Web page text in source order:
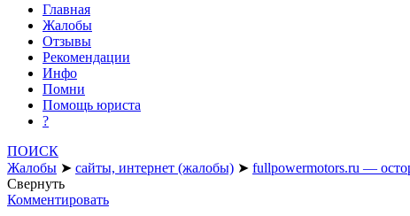
Главная
Жалобы
Отзывы
Рекомендации
Инфо
Помни
Помощь юриста
?
ПОИСК
Жалобы ➤ сайты, интернет (жалобы) ➤ fullpowermotors.ru —
Свернуть
Комментировать